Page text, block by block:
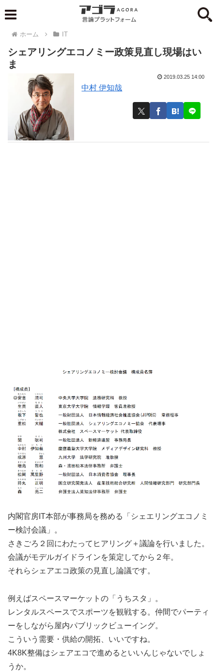
ホーム IT
シェアリングエコノミー政策見直し現場はい
ま
中村 伊知哉
2019.03.25 14:00
内閣官房IT本部が事務局を務める「シェエリングエコノミ
ー検討会議」。
さきごろ２回にわたってヒアリング＋議論を行いました。
会議がモデルガイドラインを策定してから２年。
それらシェアエコ政策の見直し論議です。
例えばスペースマーケットの「うちスタ」。
レンタルスペースでスポーツを観戦する。仲間でパーティ
ーをしながら屋内パブリックビューイング。
こういう需要・供給の開拓、いいですね。
4K8K整備はシェアエコで進めるといいんじゃないでしょ
うか。